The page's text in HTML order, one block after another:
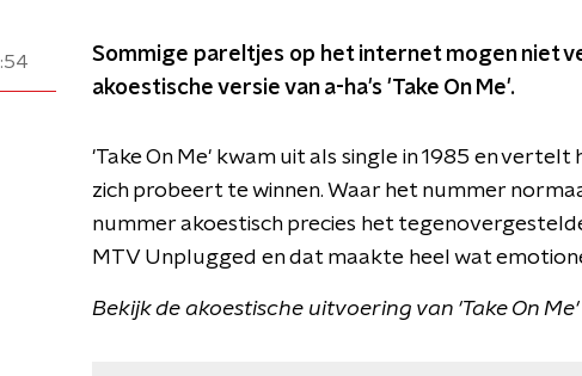
Sommige pareltjes op het internet mogen niet
akoestische versie van a-ha's 'Take On Me'.
'Take On Me' kwam uit als single in 1985 en
zich probeert te winnen. Waar het nummer
nummer akoestisch precies het
MTV Unplugged en dat maakte heel wat
Bekijk de akoestische uitvoering van 'Take On